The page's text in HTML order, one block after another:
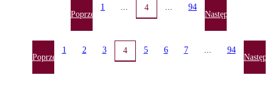
Poprzednia
1 ... 4 ... 94
Następna
Poprzednia
1 2 3 4 5 6 7 ... 94